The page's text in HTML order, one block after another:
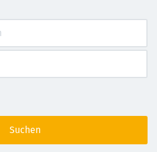
Suchen